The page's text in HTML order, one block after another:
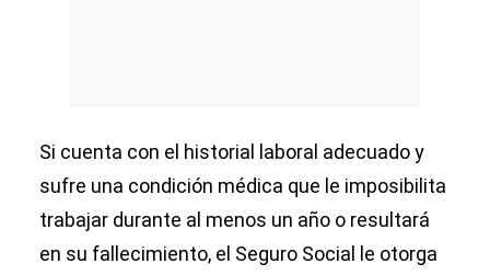
Si cuenta con el historial laboral adecuado y
sufre una condición médica que le imposibilita
trabajar durante al menos un año o resultará
en su fallecimiento, el Seguro Social le otorga